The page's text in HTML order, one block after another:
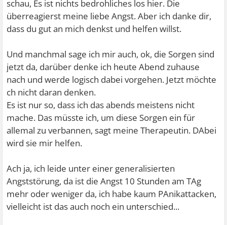
schau, Es ist nichts bedrohliches los hier. Die
überreagierst meine liebe Angst. Aber ich danke dir,
dass du gut an mich denkst und helfen willst.
Und manchmal sage ich mir auch, ok, die Sorgen sind
jetzt da, darüber denke ich heute Abend zuhause
nach und werde logisch dabei vorgehen. Jetzt möchte
ch nicht daran denken.
Es ist nur so, dass ich das abends meistens nicht
mache. Das müsste ich, um diese Sorgen ein für
allemal zu verbannen, sagt meine Therapeutin. DAbei
wird sie mir helfen.
Ach ja, ich leide unter einer generalisierten
Angststörung, da ist die Angst 10 Stunden am TAg
mehr oder weniger da, ich habe kaum PAnikattacken,
vielleicht ist das auch noch ein unterschied...